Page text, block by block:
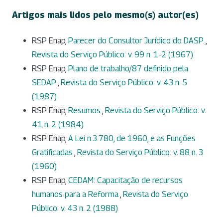
Artigos mais lidos pelo mesmo(s) autor(es)
RSP Enap, Parecer do Consultor Jurídico do DASP.
Revista do Serviço Público: v. 99 n. 1-2 (1967)
RSP Enap, Plano de trabalho/87 definido pela
SEDAP Revista do Serviço Público: v. 43 n. 5
(1987)
RSP Enap, Resumos Revista do Serviço Público: v.
41 n. 2 (1984)
RSP Enap, A Lei n.3.780, de 1960, e as Funções
Gratificadas Revista do Serviço Público: v. 88 n. 3
(1960)
RSP Enap, CEDAM: Capacitação de recursos
humanos para a Reforma Revista do Serviço
Público: v. 43 n. 2 (1988)